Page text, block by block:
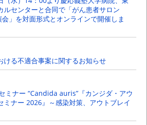
ルセンターと合同で「がん患者サロン
会」を対面形式とオンラインで開催しま
ける不適合事案に関するお知らせ
ミナー “Candida auris”『カンジダ・アウ
ミナー 2026』～感染対策、アウトブレイ